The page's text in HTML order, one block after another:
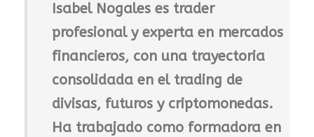
Isabel Nogales es trader
profesional y experta en mercados
financieros, con una trayectoria
consolidada en el trading de
divisas, futuros y criptomonedas.
Ha trabajado como formadora en